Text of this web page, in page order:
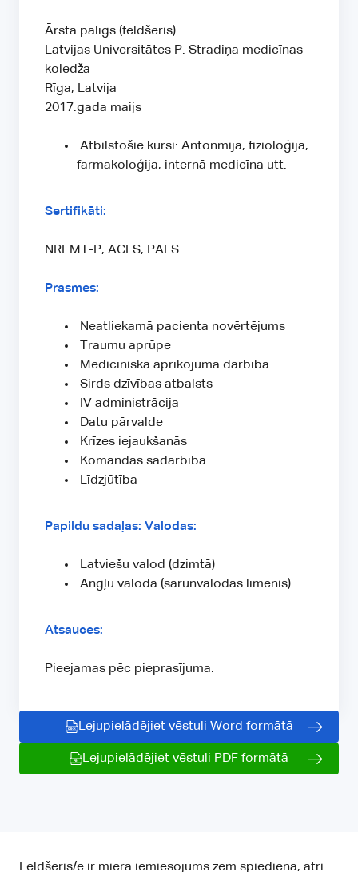
Ārsta palīgs (feldšeris)
Latvijas Universitātes P. Stradiņa medicīnas
koledža
Rīga, Latvija
2017.gada maijs
Atbilstošie kursi: Antonmija, fizioloģija,
farmakoloģija, internā medicīna utt.
Sertifikāti:
NREMT-P, ACLS, PALS
Prasmes:
Neatliekamā pacienta novērtējums
Traumu aprūpe
Medicīniskā aprīkojuma darbība
Sirds dzīvības atbalsts
IV administrācija
Datu pārvalde
Krīzes iejaukšanās
Komandas sadarbība
Līdzjūtība
Papildu sadaļas: Valodas:
Latviešu valod (dzimtā)
Angļu valoda (sarunvalodas līmenis)
Atsauces:
Pieejamas pēc pieprasījuma.
Lejupielādējiet vēstuli Word formātā
Lejupielādējiet vēstuli PDF formātā
Feldšeris/e ir miera iemiesojums zem spiediena, ātri